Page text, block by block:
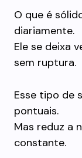
O que é
diariamente.
Ele se deixa
sem ruptura.
Esse tipo de
pontuais.
Mas reduz a
constante.